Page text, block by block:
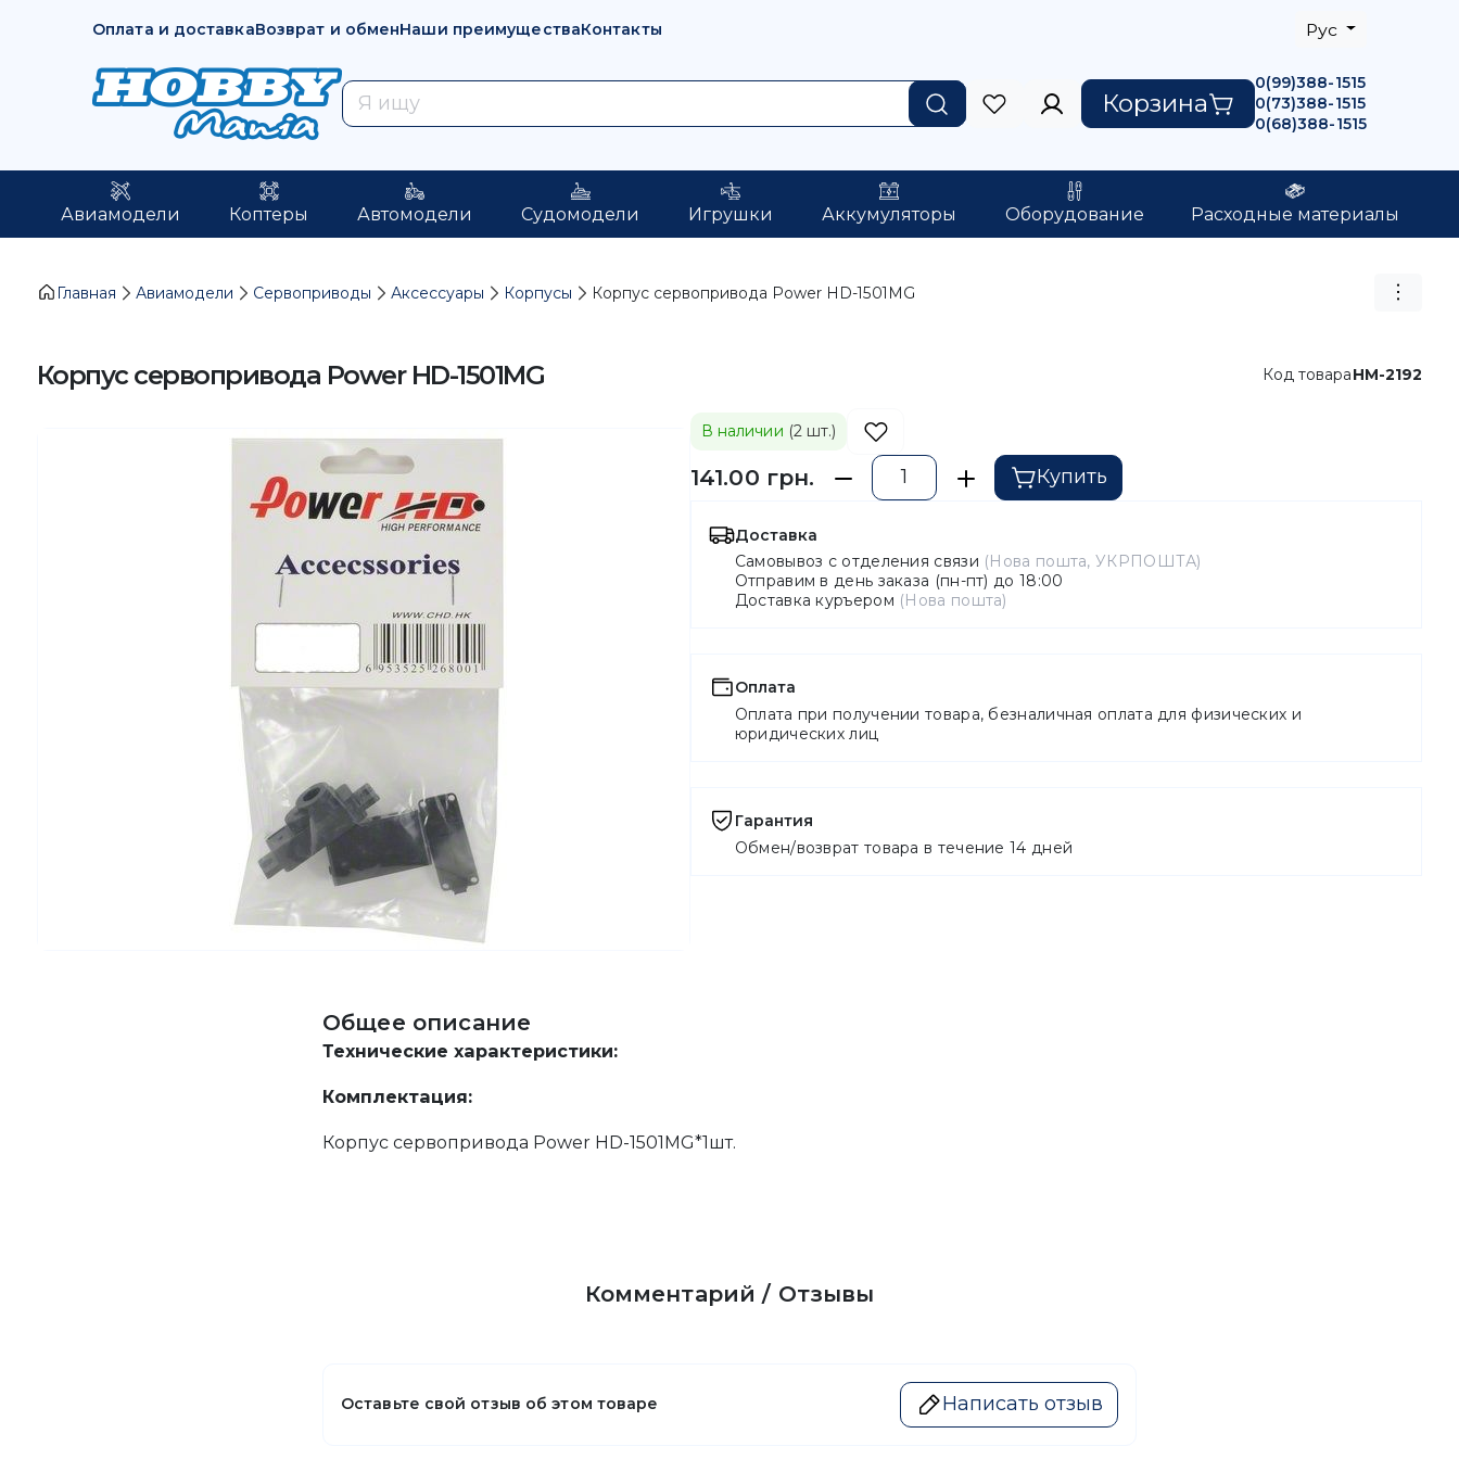
Оплата и доставкаВозврат и обменНаши преимуществаКонтакты Рус
Корзина
0(99)388-1515
0(73)388-1515
0(68)388-1515
Авиамодели Коптеры Автомодели Судомодели Игрушки Аккумуляторы Оборудование Расходные материалы
Главная Авиамодели Сервоприводы Аксессуары Корпусы Корпус сервопривода Power HD-1501MG
Корпус сервопривода Power HD-1501MG Код товараHM-2192
В наличии (2 шт.)
141.00 грн. Купить
Доставка
Самовывоз с отделения связи (Нова пошта, УКРПОШТА)
Отправим в день заказа (пн-пт) до 18:00
Доставка куръером (Нова пошта)
Оплата
Оплата при получении товара, безналичная оплата для физических и
юридических лиц
Гарантия
Обмен/возврат товара в течение 14 дней
Общее описание
Технические характеристики:
Комплектация:
Корпус сервопривода Power HD-1501MG*1шт.
Комментарий / Отзывы
Оставьте свой отзыв об этом товаре Написать отзыв